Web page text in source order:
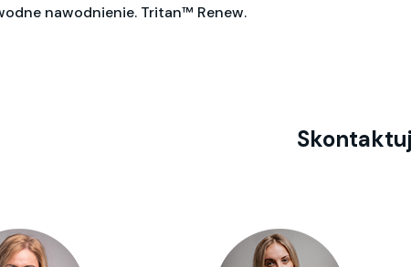
nawodnienie. Tritan™ Renew.